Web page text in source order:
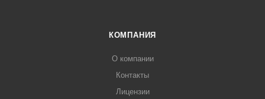
КОМПАНИЯ
О компании
Контакты
Лицензии